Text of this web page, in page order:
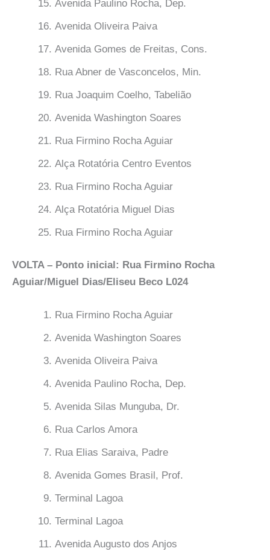
Avenida Paulino Rocha, Dep.
Avenida Oliveira Paiva
Avenida Gomes de Freitas, Cons.
Rua Abner de Vasconcelos, Min.
Rua Joaquim Coelho, Tabelião
Avenida Washington Soares
Rua Firmino Rocha Aguiar
Alça Rotatória Centro Eventos
Rua Firmino Rocha Aguiar
Alça Rotatória Miguel Dias
Rua Firmino Rocha Aguiar
VOLTA – Ponto inicial: Rua Firmino Rocha
Aguiar/Miguel Dias/Eliseu Beco L024
Rua Firmino Rocha Aguiar
Avenida Washington Soares
Avenida Oliveira Paiva
Avenida Paulino Rocha, Dep.
Avenida Silas Munguba, Dr.
Rua Carlos Amora
Rua Elias Saraiva, Padre
Avenida Gomes Brasil, Prof.
Terminal Lagoa
Terminal Lagoa
Avenida Augusto dos Anjos